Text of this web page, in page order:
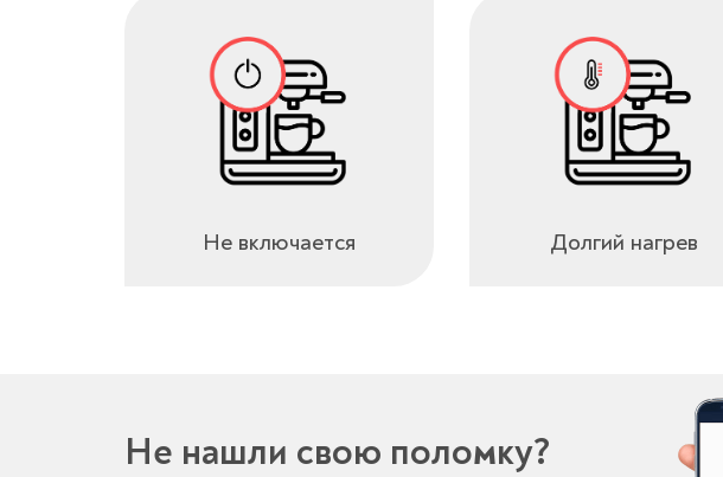
Не включается Долгий нагрев
Не нашли свою поломку?